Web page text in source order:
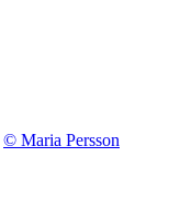
© Maria Persson